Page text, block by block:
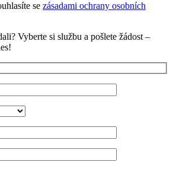
se zásadami ochrany osobních
Vyberte si službu a pošlete žádost –